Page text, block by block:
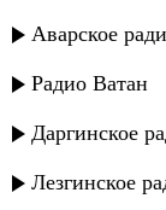
Аварское
Радио Ватан
Даргинское
Лезгинское
Руслан
Хпедж -
Эльдар